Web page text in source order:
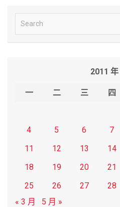
e
2011 年
一 二 三 四
4
5 6 7
11
12 13 14
18
19 20 21
25
26 27 28
« 3 月
5 月 »